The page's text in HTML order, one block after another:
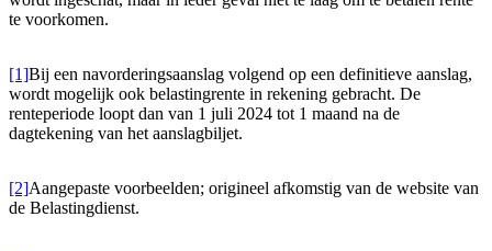
te voorkomen.
[1]Bij een navorderingsaanslag volgend op een definitieve aanslag,
wordt mogelijk ook belastingrente in rekening gebracht. De
renteperiode loopt dan van 1 juli 2024 tot 1 maand na de
dagtekening van het aanslagbiljet.
[2]Aangepaste voorbeelden; origineel afkomstig van de website van
de Belastingdienst.